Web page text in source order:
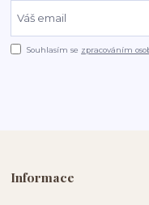
Souhlasím se zpracováním
Informace